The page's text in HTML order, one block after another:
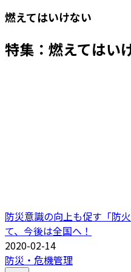
燃えてはいけない
特集：燃えてはい
防災意識の向上も促す「防
て、今後は全国へ！
2020-02-14
防災・危機管理